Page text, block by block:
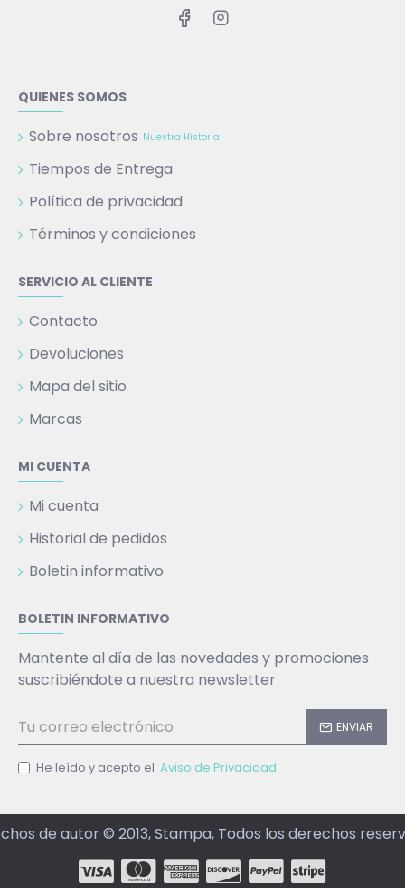
QUIENES SOMOS
Sobre nosotros Nuestra Historia
Tiempos de Entrega
Política de privacidad
Términos y condiciones
SERVICIO AL CLIENTE
Contacto
Devoluciones
Mapa del sitio
Marcas
MI CUENTA
Mi cuenta
Historial de pedidos
Boletin informativo
BOLETIN INFORMATIVO
Mantente al día de las novedades y promociones
suscribiéndote a nuestra newsletter
ENVIAR
He leído y acepto el Aviso de Privacidad
de autor © 2013, Stampa, Todos los derechos